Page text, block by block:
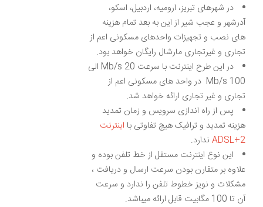
در شهرهای تبریز، ارومیه، اردبیل، اسکو،
آدرشهر و عجب شیر از این به بعد تمام هزینه
های نصب و تجهیزات واحدهای مسکونی اعم از
تجاری و غیرتجاری مارشال رایگان خواهد بود.
در این طرح اینترنت با سرعت 20 Mb/s الی
100 Mb/s در واحد های مسکونی اعم از
تجاری و غیر تجاری ارائه خواهد شد.
پس از راه اندازی سرویس و زمان تمدید
هزینه تمدید و ترافیک هیچ تفاوتی با اینترنت
ADSL+2 ندارد.
این نوع اینترنت مستقل از خط تلفن بوده و
علاوه بر متقارن بودن سرعت ارسال و دریافت ،
مشکلات و نویز خطوط تلفن را ندارد و سرعت
آن تا 100 مگابیت قابل ارائه میباشد.